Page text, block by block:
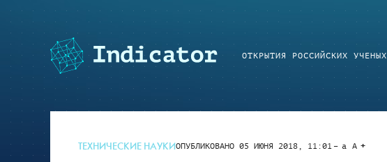
ОТКРЫТИЯ РОССИЙСКИХ УЧЕНЫХ
ТЕХНИЧЕСКИЕ НАУКИОПУБЛИКОВАНО 05 ИЮНЯ 2018, 11:01 a A